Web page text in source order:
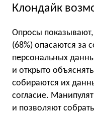
Клондайк
Опросы
(68%) опасаются за
персональных
и открыто
собираются их
согласие.
и позволяют